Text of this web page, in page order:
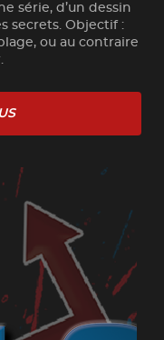
série, d’un dessin
secrets. Objectif :
ou au contraire